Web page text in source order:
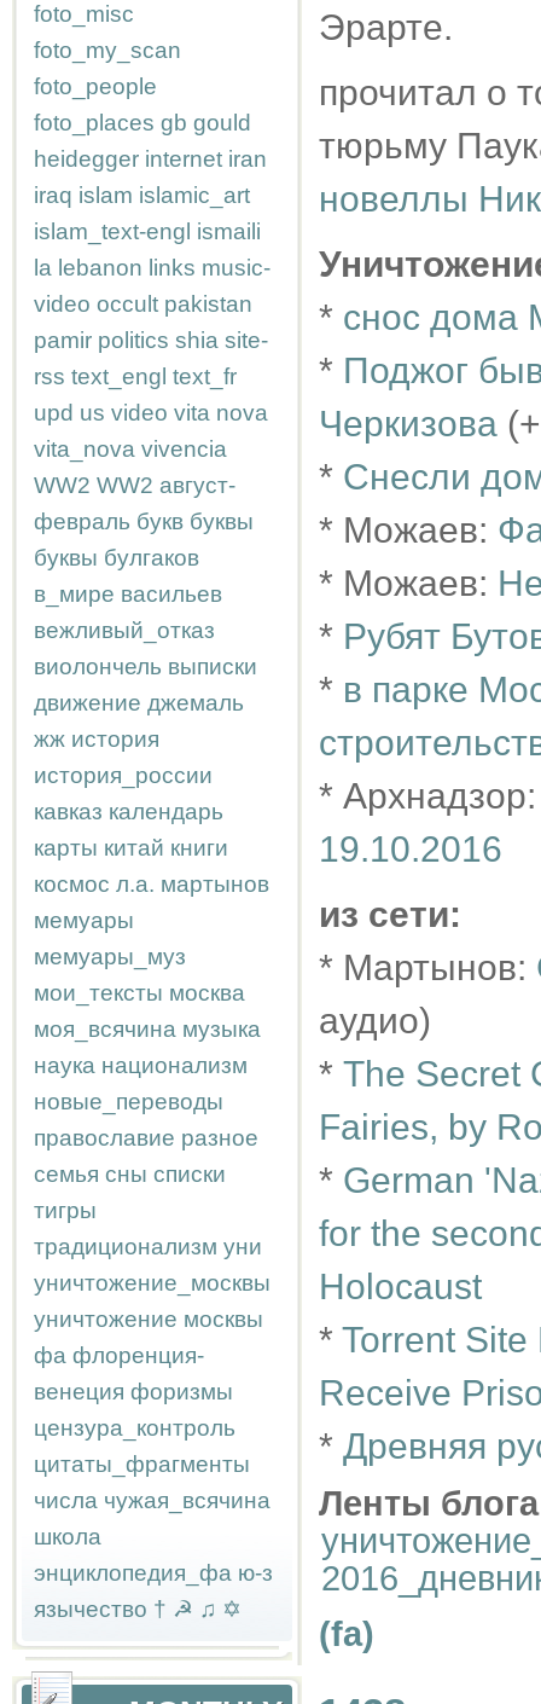
foto_misc
foto_my_scan
foto_people
foto_places gb gould
heidegger internet iran
iraq islam islamic_art
islam_text-engl ismaili
la lebanon links music-
video occult pakistan
pamir politics shia site-
rss text_engl text_fr
upd us video vita nova
vita_nova vivencia
WW2 WW2 август-
февраль букв буквы
буквы булгаков
в_мире васильев
вежливый_отказ
виолончель выписки
движение джемаль
жж история
история_россии
кавказ календарь
карты китай книги
космос л.а. мартынов
мемуары
мемуары_муз
мои_тексты москва
моя_всячина музыка
наука национализм
новые_переводы
православие разное
семья сны списки
тигры
традиционализм уни
уничтожение_москвы
уничтожение москвы
фа флоренция-
венеция форизмы
цензура_контроль
цитаты_фрагменты
числа чужая_всячина
школа
энциклопедия_фа ю-з
язычество † ☭ ♫ ✡
Эрарте.
прочитал о
тюрьму
новеллы
* снос дома
* Поджог
Черкизова
* Снесли
* Можаев:
* Можаев:
* Рубят
* в парке
*
19.10.2016
из сети:
* Мартынов:
аудио)
* The Secret
Fairies, by
* German
for the
Holocaust
* Torrent
Receive
* Древняя
Ленты
(fa)